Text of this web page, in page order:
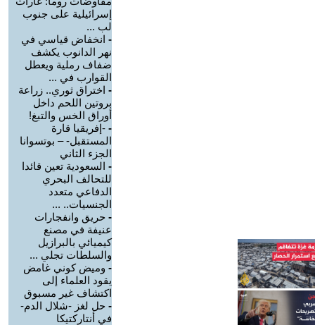
إسرائيلية على جنوب
لب ...
- انخفاض قياسي في
نهر الدانوب يكشف
ضفاف رملية ويعطل
القوارب في ...
- اختراق ثوري.. زراعة
بروتين اللحم داخل
أوراق الخس والتبغ!
- -إفريقيا قارة
المستقبل- – بوتسوانا
الجزء الثاني
- السعودية تعين قائدا
للتحالف البحري
الدفاعي متعدد
الجنسيات.. ...
- حريق وانفجارات
عنيفة في مصنع
كيميائي بالبرازيل
والسلطات تجلي ...
- وميض كوني غامض
يقود العلماء إلى
اكتشاف غير مسبوق
- حل لغز -شلال الدم-
في أنتاركتيكا